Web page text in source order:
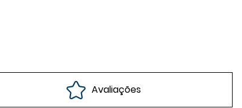
Avaliações